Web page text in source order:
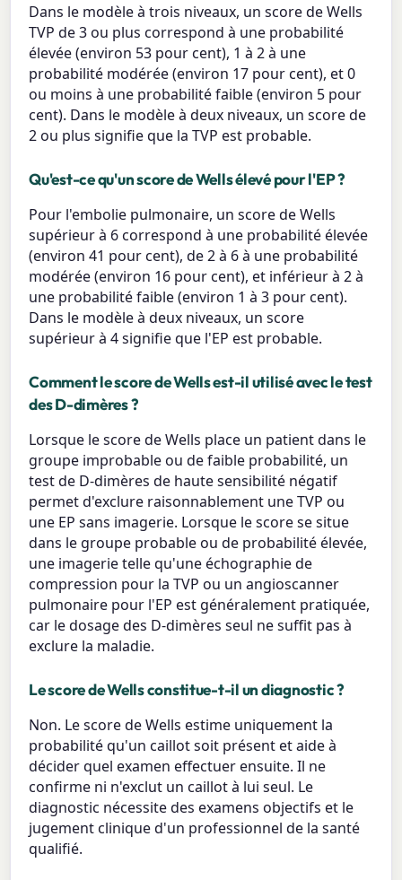
Dans le modèle à trois niveaux, un score de Wells
TVP de 3 ou plus correspond à une probabilité
élevée (environ 53 pour cent), 1 à 2 à une
probabilité modérée (environ 17 pour cent), et 0
ou moins à une probabilité faible (environ 5 pour
cent). Dans le modèle à deux niveaux, un score de
2 ou plus signifie que la TVP est probable.
Qu'est-ce qu'un score de Wells élevé pour l'EP ?
Pour l'embolie pulmonaire, un score de Wells
supérieur à 6 correspond à une probabilité élevée
(environ 41 pour cent), de 2 à 6 à une probabilité
modérée (environ 16 pour cent), et inférieur à 2 à
une probabilité faible (environ 1 à 3 pour cent).
Dans le modèle à deux niveaux, un score
supérieur à 4 signifie que l'EP est probable.
Comment le score de Wells est-il utilisé avec le test
des D-dimères ?
Lorsque le score de Wells place un patient dans le
groupe improbable ou de faible probabilité, un
test de D-dimères de haute sensibilité négatif
permet d'exclure raisonnablement une TVP ou
une EP sans imagerie. Lorsque le score se situe
dans le groupe probable ou de probabilité élevée,
une imagerie telle qu'une échographie de
compression pour la TVP ou un angioscanner
pulmonaire pour l'EP est généralement pratiquée,
car le dosage des D-dimères seul ne suffit pas à
exclure la maladie.
Le score de Wells constitue-t-il un diagnostic ?
Non. Le score de Wells estime uniquement la
probabilité qu'un caillot soit présent et aide à
décider quel examen effectuer ensuite. Il ne
confirme ni n'exclut un caillot à lui seul. Le
diagnostic nécessite des examens objectifs et le
jugement clinique d'un professionnel de la santé
qualifié.